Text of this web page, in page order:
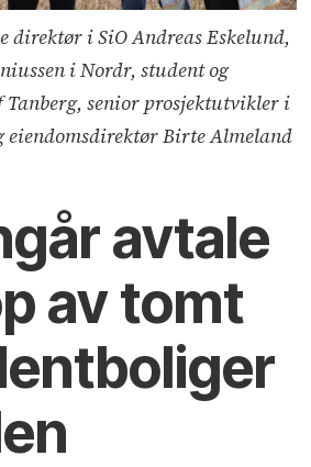
direktør i SiO Andreas Eskelund,
i Nordr, student og
Tanberg, senior prosjektutvikler i
eiendomsdirektør Birte Almeland
avtale
av tomt